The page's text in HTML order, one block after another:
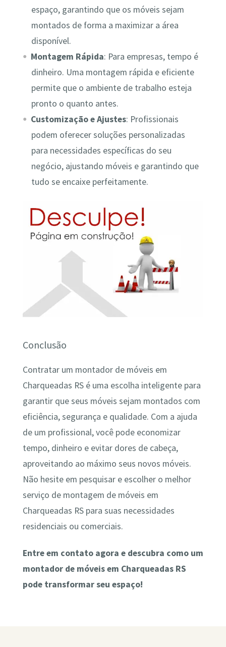
espaço, garantindo que os móveis sejam
montados de forma a maximizar a área
disponível.
Montagem Rápida: Para empresas, tempo é
dinheiro. Uma montagem rápida e eficiente
permite que o ambiente de trabalho esteja
pronto o quanto antes.
Customização e Ajustes: Profissionais
podem oferecer soluções personalizadas
para necessidades específicas do seu
negócio, ajustando móveis e garantindo que
tudo se encaixe perfeitamente.
Conclusão
Contratar um montador de móveis em
Charqueadas RS é uma escolha inteligente para
garantir que seus móveis sejam montados com
eficiência, segurança e qualidade. Com a ajuda
de um profissional, você pode economizar
tempo, dinheiro e evitar dores de cabeça,
aproveitando ao máximo seus novos móveis.
Não hesite em pesquisar e escolher o melhor
serviço de montagem de móveis em
Charqueadas RS para suas necessidades
residenciais ou comerciais.
Entre em contato agora e descubra como um
montador de móveis em Charqueadas RS
pode transformar seu espaço!